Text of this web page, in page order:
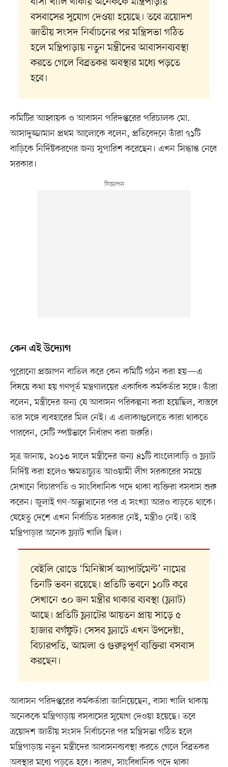
বসবাসের সুযোগ দেওয়া হয়েছে। তবে ত্রয়োদশ
জাতীয় সংসদ নির্বাচনের পর মন্ত্রিসভা গঠিত
হলে মন্ত্রিপাড়ায় নতুন মন্ত্রীদের আবাসনব্যবস্থা
করতে গেলে বিব্রতকর অবস্থার মধ্যে পড়তে
হবে।
কমিটির আহ্বায়ক ও আবাসন পরিদপ্তরের পরিচালক মো.
আসাদুজ্জামান প্রথম আলোকে বলেন, প্রতিবেদনে তাঁরা ৭১টি
বাড়িকে নির্দিষ্টকরণের জন্য সুপারিশ করেছেন। এখন সিদ্ধান্ত নেবে
সরকার।
কেন এই উদ্যোগ
পুরোনো প্রজ্ঞাপন বাতিল করে কেন কমিটি গঠন করা হয়—এ
বিষয়ে কথা হয় গণপূর্ত মন্ত্রণালয়ের একাধিক কর্মকর্তার সঙ্গে। তাঁরা
বলেন, মন্ত্রীদের জন্য যে আবাসন পরিকল্পনা করা হয়েছিল, বাস্তবে
তার সঙ্গে ব্যবহারের মিল নেই। এ এলাকাগুলোতে কারা থাকতে
পারবেন, সেটি স্পষ্টভাবে নির্ধারণ করা জরুরি।
সূত্র জানায়, ২০১৩ সালে মন্ত্রীদের জন্য ৪১টি বাংলোবাড়ি ও ফ্ল্যাট
নির্দিষ্ট করা হলেও ক্ষমতাচ্যুত আওয়ামী লীগ সরকারের সময়ে
সেখানে বিচারপতি ও সাংবিধানিক পদে থাকা ব্যক্তিরা বসবাস শুরু
করেন। জুলাই গণ-অভ্যুত্থানের পর এ সংখ্যা আরও বাড়তে থাকে।
যেহেতু দেশে এখন নির্বাচিত সরকার নেই, মন্ত্রীও নেই। তাই
মন্ত্রিপাড়ার অনেক ফ্ল্যাট খালি ছিল।
বেইলি রোডে ‘মিনিস্টার্স অ্যাপার্টমেন্ট’ নামের
তিনটি ভবন রয়েছে। প্রতিটি ভবনে ১০টি করে
সেখানে ৩০ জন মন্ত্রীর থাকার ব্যবস্থা (ফ্ল্যাট)
আছে। প্রতিটি ফ্ল্যাটের আয়তন প্রায় সাড়ে ৫
হাজার বর্গফুট। সেসব ফ্ল্যাটে এখন উপদেষ্টা,
বিচারপতি, আমলা ও গুরুত্বপূর্ণ ব্যক্তিরা বসবাস
করছেন।
আবাসন পরিদপ্তরের কর্মকর্তারা জানিয়েছেন, বাসা খালি থাকায়
অনেককে মন্ত্রিপাড়ায় বসবাসের সুযোগ দেওয়া হয়েছে। তবে
ত্রয়োদশ জাতীয় সংসদ নির্বাচনের পর মন্ত্রিসভা গঠিত হলে
মন্ত্রিপাড়ায় নতুন মন্ত্রীদের আবাসনব্যবস্থা করতে গেলে বিব্রতকর
অবস্থার মধ্যে পড়তে হবে। কারণ, সাংবিধানিক পদে থাকা